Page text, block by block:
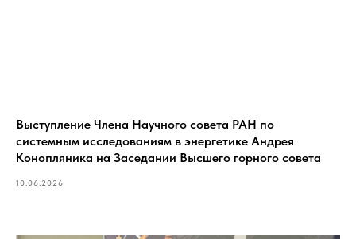
Выступление Члена Научного совета РАН по
системным исследованиям в энергетике Андрея
Конопляника на Заседании Высшего горного совета
10.06.2026